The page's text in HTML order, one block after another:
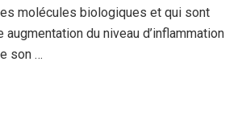
molécules biologiques et qui sont
augmentation du niveau d’inflammation
son …